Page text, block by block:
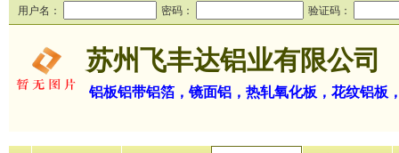
用户名： 密码： 验证码：
苏州飞丰达铝业有限公司
铝板铝带铝箔，镜面铝，热轧氧化板，花纹铝板